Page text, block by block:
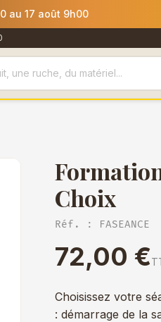
30 juillet 12h00 seront
Choix
Réf. : FASEANCE
72,00 €
Choisissez votre
: démarrage de la